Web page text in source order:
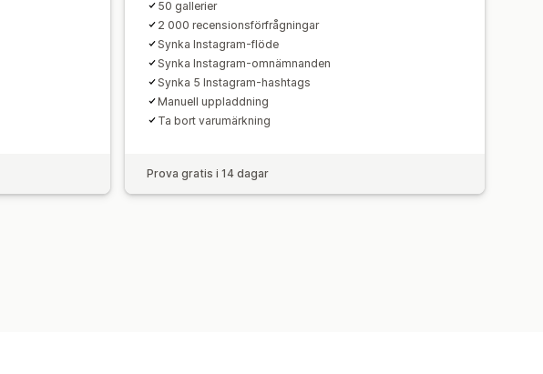
50 gallerier
2 000 recensionsförfrågningar
Synka Instagram-flöde
Synka Instagram-omnämnanden
Synka 5 Instagram-hashtags
Manuell uppladdning
Ta bort varumärkning
Prova gratis i 14 dagar